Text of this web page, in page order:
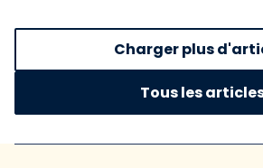
Charger plus
Tous les